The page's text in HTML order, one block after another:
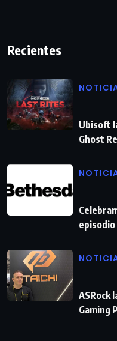
Recientes
Ubisoft
Ghost
ASRock
Gaming